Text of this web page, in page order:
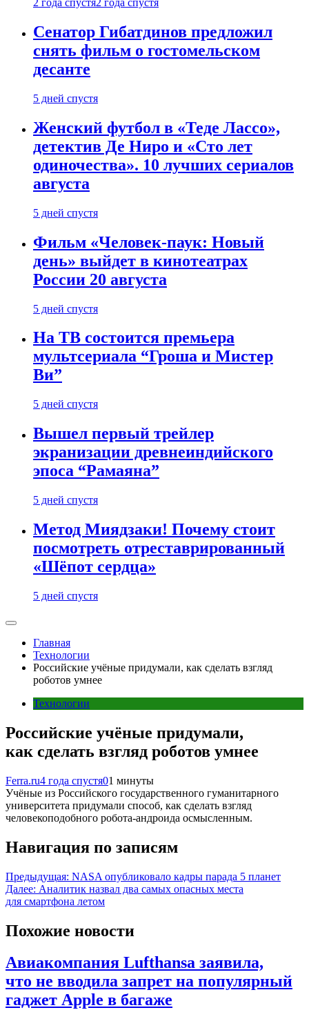
2 года спустя2 года спустя
Сенатор Гибатдинов предложил
снять фильм о гостомельском
десанте
5 дней спустя
Женский футбол в «Теде Лассо»,
детектив Де Ниро и «Сто лет
одиночества». 10 лучших сериалов
августа
5 дней спустя
Фильм «Человек-паук: Новый
день» выйдет в кинотеатрах
России 20 августа
5 дней спустя
На ТВ состоится премьера
мультсериала “Гроша и Мистер
Ви”
5 дней спустя
Вышел первый трейлер
экранизации древнеиндийского
эпоса “Рамаяна”
5 дней спустя
Метод Миядзаки! Почему стоит
посмотреть отреставрированный
«Шёпот сердца»
5 дней спустя
Главная
Технологии
Российские учёные придумали, как сделать взгляд
роботов умнее
Технологии
Российские учёные придумали,
как сделать взгляд роботов умнее
Ferra.ru4 года спустя01 минуты
Учёные из Российского государственного гуманитарного
университета придумали способ, как сделать взгляд
человекоподобного робота-андроида осмысленным.
Навигация по записям
Предыдущая: NASA опубликовало кадры парада 5 планет
Далее: Аналитик назвал два самых опасных места
для смартфона летом
Похожие новости
Авиакомпания Lufthansa заявила,
что не вводила запрет на популярный
гаджет Apple в багаже